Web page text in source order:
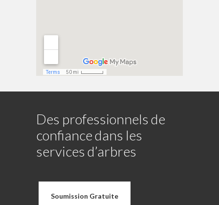
Des professionnels de
confiance dans les
services d’arbres
Soumission Gratuite